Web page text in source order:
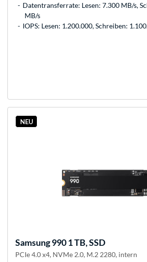
Datentransferrate: Lesen: 7.300 MB/s,
MB/s
IOPS: Lesen: 1.200.000, Schreiben:
NEU
Samsung990 1 TB, SSD
PCIe 4.0 x4, NVMe 2.0, M.2 2280, intern